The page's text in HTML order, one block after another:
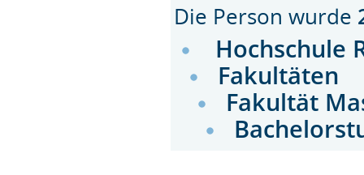
Die Person wurde
Hochschule
Fakultäten
Fakultät